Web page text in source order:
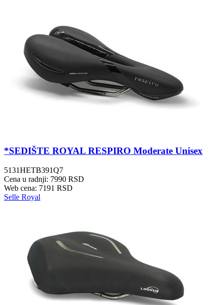
*SEDIŠTE ROYAL RESPIRO Moderate Unisex
5131HETB391Q7
Cena u radnji: 7990 RSD
Web cena: 7191 RSD
Selle Royal